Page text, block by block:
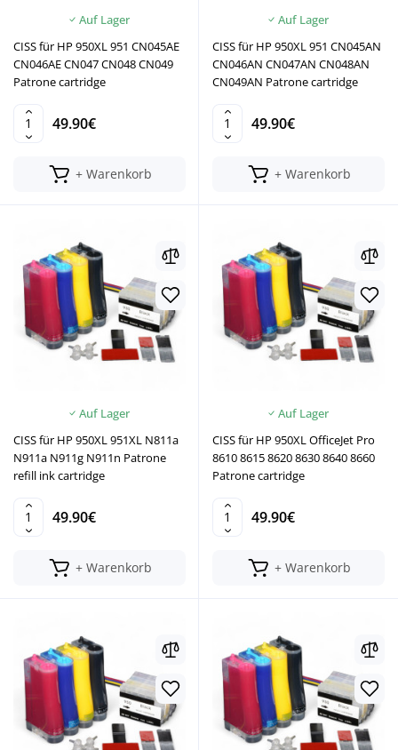
Auf Lager
CISS für HP 950XL 951 CN045AE
CN046AE CN047 CN048 CN049
Patrone cartridge
49.90€
+ Warenkorb
Auf Lager
CISS für HP 950XL 951 CN045AN
CN046AN CN047AN CN048AN
CN049AN Patrone cartridge
49.90€
+ Warenkorb
Auf Lager
CISS für HP 950XL 951XL N811a
N911a N911g N911n Patrone
refill ink cartridge
49.90€
+ Warenkorb
Auf Lager
CISS für HP 950XL OfficeJet Pro
8610 8615 8620 8630 8640 8660
Patrone cartridge
49.90€
+ Warenkorb